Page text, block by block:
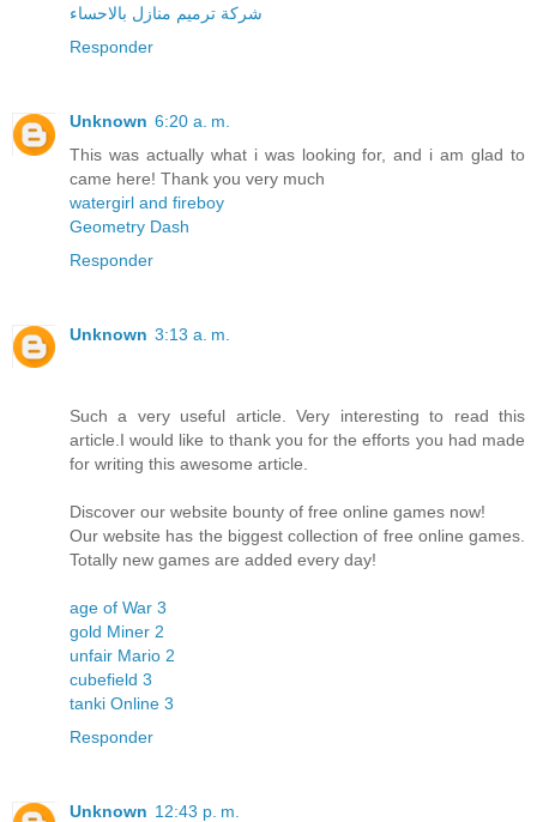
شركة ترميم منازل بالاحساء
Responder
Unknown 6:20 a. m.
This was actually what i was looking for, and i am glad to
came here! Thank you very much
watergirl and fireboy
Geometry Dash
Responder
Unknown 3:13 a. m.
Such a very useful article. Very interesting to read this
article.I would like to thank you for the efforts you had made
for writing this awesome article.
Discover our website bounty of free online games now!
Our website has the biggest collection of free online games.
Totally new games are added every day!
age of War 3
gold Miner 2
unfair Mario 2
cubefield 3
tanki Online 3
Responder
Unknown 12:43 p. m.